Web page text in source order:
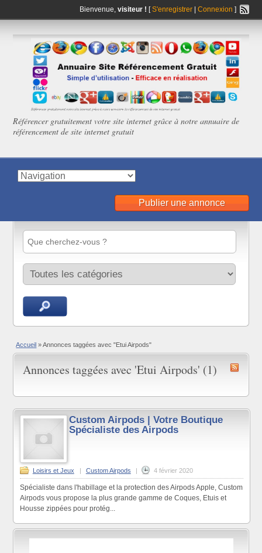
Bienvenue, visiteur ! [S'enregistrer| Connexion ]
Référencer gratuitement votre site internet grâce à notre annuaire de
référencement de site internet gratuit
Publier une annonce
Accueil » Annonces taggées avec "Etui Airpods"
Annonces taggées avec 'Etui Airpods' (1)
Custom Airpods | Votre Boutique
Spécialiste des Airpods
Loisirs et Jeux | Custom Airpods | 4 février 2020
Spécialiste dans l'habillage et la protection des Airpods Apple, Custom
Airpods vous propose la plus grande gamme de Coques, Etuis et
Housse zippées pour protég...